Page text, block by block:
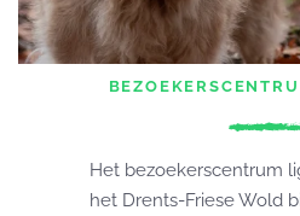
Het bezoekerscentrum
het Drents-Friese Wold